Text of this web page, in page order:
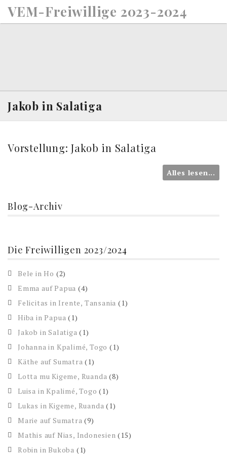
o
VEM-Freiwillige 2023-2024
Jakob in Salatiga
Vorstellung: Jakob in Salatiga
Alles lesen...
Blog-Archiv
Die Freiwilligen 2023/2024
Bele in Ho (2)
Emma auf Papua (4)
Felicitas in Irente, Tansania (1)
Hiba in Papua (1)
Jakob in Salatiga (1)
Johanna in Kpalimé, Togo (1)
Käthe auf Sumatra (1)
Lotta mu Kigeme, Ruanda (8)
Luisa in Kpalimé, Togo (1)
Lukas in Kigeme, Ruanda (1)
Marie auf Sumatra (9)
Mathis auf Nias, Indonesien (15)
Robin in Bukoba (1)